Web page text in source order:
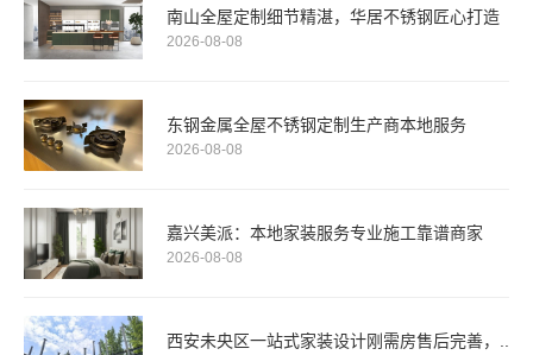
南山全屋定制细节精湛，华居不锈钢匠心打造
2026-08-08
东钢金属全屋不锈钢定制生产商本地服务
2026-08-08
嘉兴美派：本地家装服务专业施工靠谱商家
2026-08-08
西安未央区一站式家装设计刚需房售后完善，..